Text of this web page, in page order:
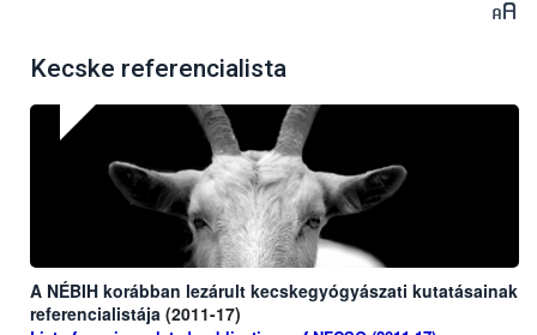
Kecske referencialista
A NÉBIH korábban lezárult kecskegyógyászati kutatásainak
referencialistája (2011-17)